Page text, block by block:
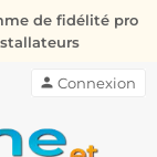
de fidélité pro
person Connexion